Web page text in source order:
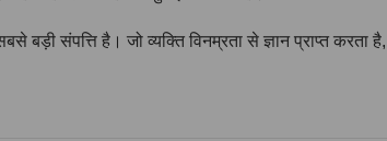
बड़ी संपत्ति है। जो व्यक्ति विनम्रता से ज्ञान प्राप्त